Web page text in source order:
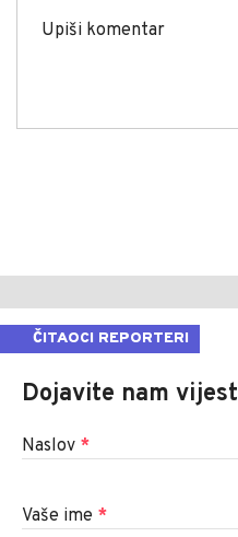
ČITAOCI REPORTERI
Dojavite nam vijest
Naslov *
Vaše ime *